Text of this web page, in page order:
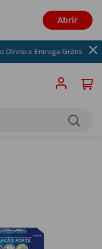
Abrir
e Entrega Grátis